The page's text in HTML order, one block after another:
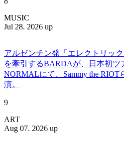
MUSIC
Jul 28. 2026 up
アルゼンチン発「エレクトリッ
を牽引するBARDAが、日本初ツ
NORMALにて、Sammy the
演。
9
ART
Aug 07. 2026 up